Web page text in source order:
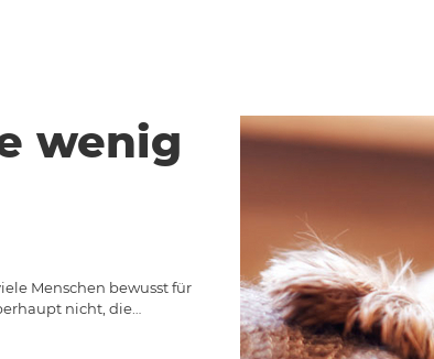
wenig
Menschen bewusst für
nicht, die…